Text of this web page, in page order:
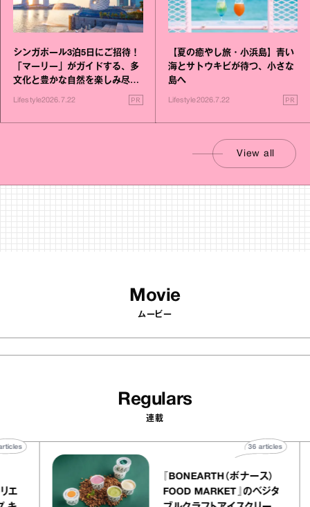
シンガポール3泊5日にご招待！
「マーリー」がガイドする、多
文化と豊かな自然を楽しみ尽く
Lifestyle2026.7.22 PR
【夏の癒やし旅・小浜島】青い
海とサトウキビが待つ、小さな
島へ
Lifestyle2026.7.22 PR
View all
Movie
ムービー
Regulars
連載
アトリエ
40articles
『BONEARTH（ボナース）
FOOD MARKET』のベジタ
36articles